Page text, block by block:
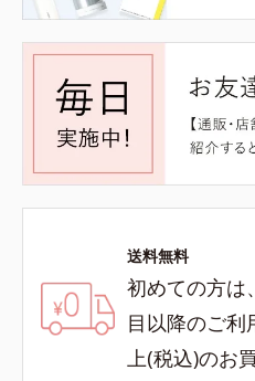
送料無料
初めての方は
目以降のご利
上(税込)のお